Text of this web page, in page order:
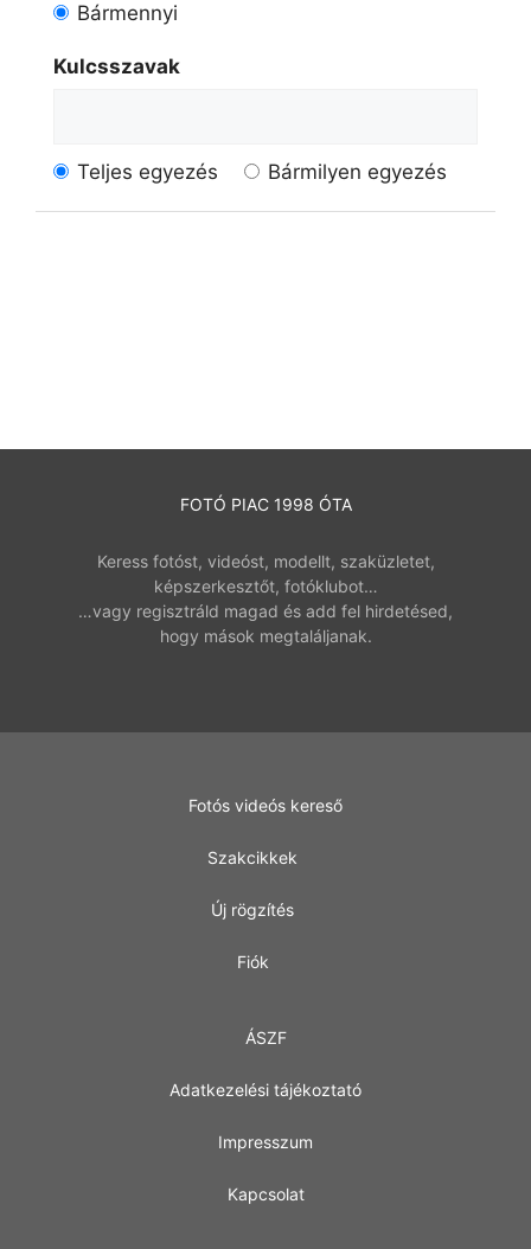
Bármennyi
Kulcsszavak
Teljes egyezés Bármilyen egyezés
FOTÓ PIAC 1998 ÓTA
Keress fotóst, videóst, modellt, szaküzletet,
képszerkesztőt, fotóklubot…
…vagy regisztráld magad és add fel hirdetésed,
hogy mások megtaláljanak.
Fotós videós kereső
Szakcikkek
Új rögzítés
Fiók
ÁSZF
Adatkezelési tájékoztató
Impresszum
Kapcsolat